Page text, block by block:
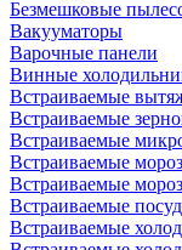
Безмешковые
Вакууматоры
Варочные панели
Винные
Встраиваемые
Встраиваемые
Встраиваемые
Встраиваемые
Встраиваемые
Встраиваемые
Встраиваемые